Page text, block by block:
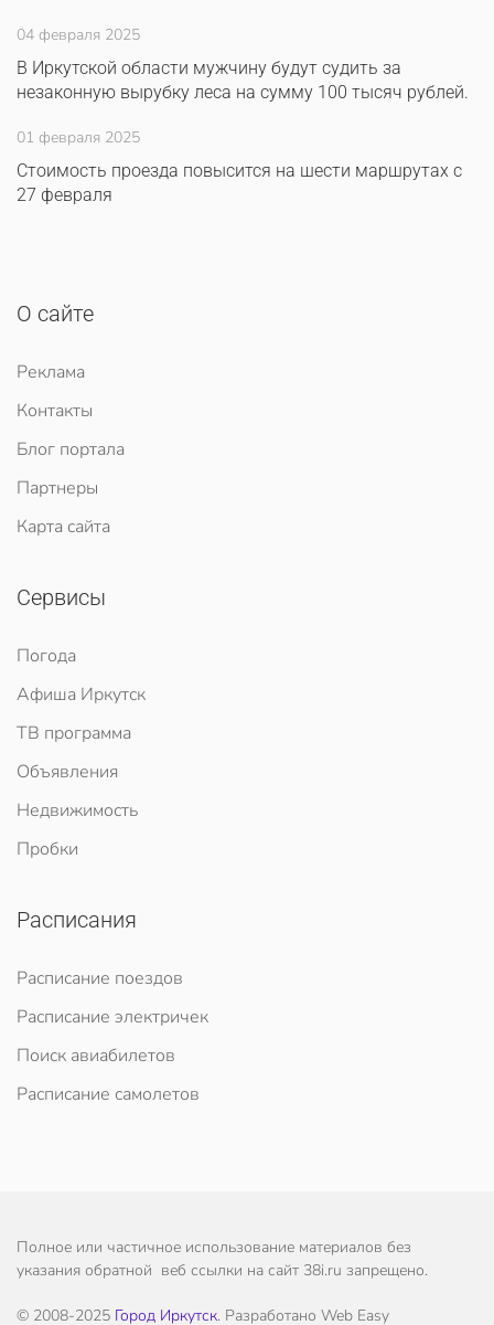
04 февраля 2025
В Иркутской области мужчину будут судить за
незаконную вырубку леса на сумму 100 тысяч рублей.
01 февраля 2025
Стоимость проезда повысится на шести маршрутах с
27 февраля
О сайте
Реклама
Контакты
Блог портала
Партнеры
Карта сайта
Сервисы
Погода
Афиша Иркутск
ТВ программа
Объявления
Недвижимость
Пробки
Расписания
Расписание поездов
Расписание электричек
Поиск авиабилетов
Расписание самолетов
Полное или частичное использование материалов без
указания обратной веб ссылки на сайт 38i.ru запрещено.
© 2008-2025 Город Иркутск. Разработано Web Easy